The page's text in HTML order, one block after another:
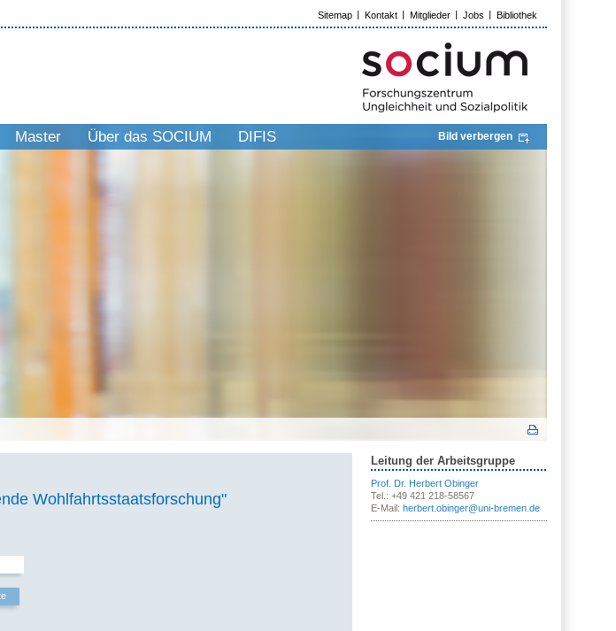
Sitemap Kontakt Mitglieder Jobs Bibliothek
Master Über das SOCIUM DIFIS Bild verbergen
Wohlfahrtsstaatsforschung"
Leitung der Arbeitsgruppe
Prof. Dr. Herbert Obinger
Tel.: +49 421 218-58567
E-Mail: herbert.obinger@uni-bremen.de